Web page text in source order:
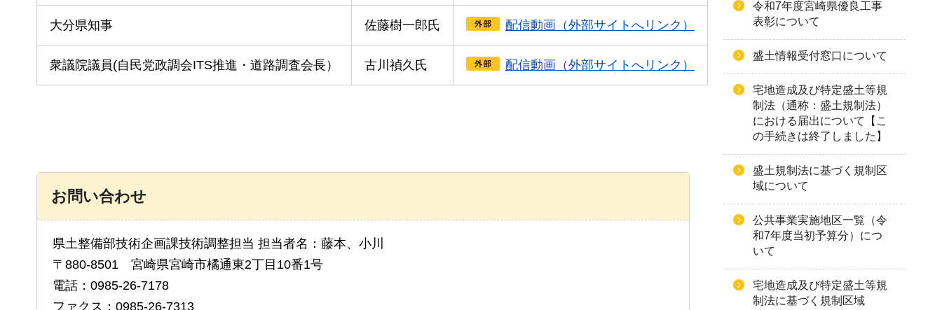
⼤分県知事 佐藤樹⼀郎⽒ 配信動画（外部サイトへリンク）
衆議院議員(⾃⺠党政調会ITS推進・道路調査会⻑） 古川禎久⽒ 配信動画（外部サイトへリンク）
お問い合わせ
県土整備部技術企画課技術調整担当 担当者名：藤本、小川
〒880-8501 宮崎県宮崎市橘通東2丁目10番1号
電話：0985-26-7178
ファクス：0985-26-7313
令和7年度宮崎県優良工事
表彰について
盛土情報受付窓口について
宅地造成及び特定盛土等規
制法（通称：盛土規制法）
における届出について【こ
の手続きは終了しました】
盛土規制法に基づく規制区
域について
公共事業実施地区一覧（令
和7年度当初予算分）につ
いて
宅地造成及び特定盛土等規
制法に基づく規制区域